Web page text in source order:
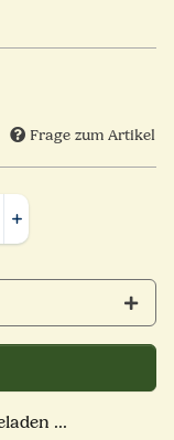
Frage zum Artikel
...